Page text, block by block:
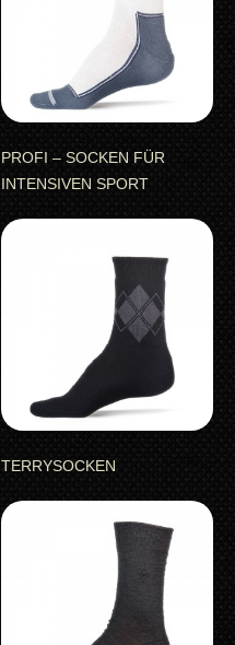
PROFI – SOCKEN FÜR
INTENSIVEN SPORT
TERRYSOCKEN